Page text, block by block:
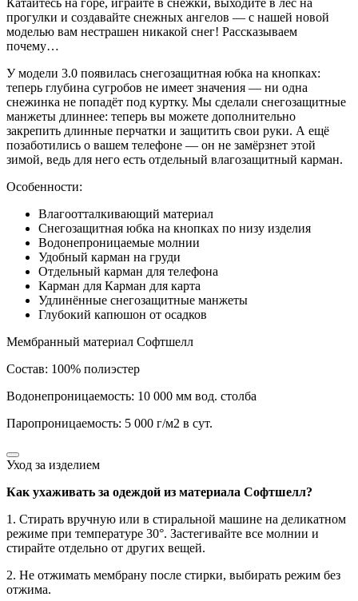
Катайтесь на горе, играйте в снежки, выходите в лес на
прогулки и создавайте снежных ангелов — с нашей новой
моделью вам нестрашен никакой снег! Рассказываем
почему…
У модели 3.0 появилась снегозащитная юбка на кнопках:
теперь глубина сугробов не имеет значения — ни одна
снежинка не попадёт под куртку. Мы сделали снегозащитные
манжеты длиннее: теперь вы можете дополнительно
закрепить длинные перчатки и защитить свои руки. А ещё
позаботились о вашем телефоне — он не замёрзнет этой
зимой, ведь для него есть отдельный влагозащитный карман.
Особенности:
Влагоотталкивающий материал
Снегозащитная юбка на кнопках по низу изделия
Водонепроницаемые молнии
Удобный карман на груди
Отдельный карман для телефона
Карман для Карман для карта
Удлинённые снегозащитные манжеты
Глубокий капюшон от осадков
Мембранный материал Софтшелл
Состав: 100% полиэстер
Водонепроницаемость: 10 000 мм вод. столба
Паропроницаемость: 5 000 г/м2 в сут.
Уход за изделием
Как ухаживать за одеждой из материала Софтшелл?
1. Стирать вручную или в стиральной машине на деликатном
режиме при температуре 30°. Застегивайте все молнии и
стирайте отдельно от других вещей.
2. Не отжимать мембрану после стирки, выбирать режим без
отжима.